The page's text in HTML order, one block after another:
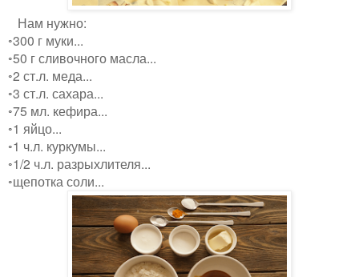
Нам нужно:
◦300 г муки...
◦50 г сливочного масла...
◦2 ст.л. меда...
◦3 ст.л. сахара...
◦75 мл. кефира...
◦1 яйцо...
◦1 ч.л. куркумы...
◦1/2 ч.л. разрыхлителя...
◦щепотка соли...